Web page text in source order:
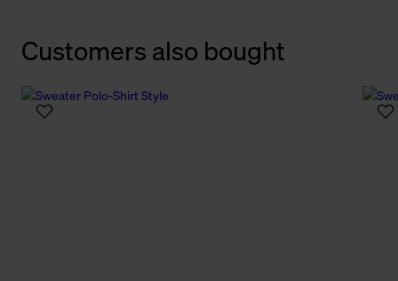
Customers also bought